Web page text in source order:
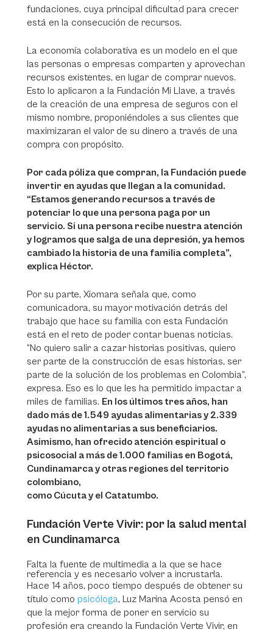
fundaciones, cuya principal dificultad para crecer
está en la consecución de recursos.
La economía colaborativa es un modelo en el que
las personas o empresas comparten y aprovechan
recursos existentes, en lugar de comprar nuevos.
Esto lo aplicaron a la Fundación Mi Llave, a través
de la creación de una empresa de seguros con el
mismo nombre, proponiéndoles a sus clientes que
maximizaran el valor de su dinero a través de una
compra con propósito.
Por cada póliza que compran, la Fundación puede
invertir en ayudas que llegan a la comunidad.
“Estamos generando recursos a través de
potenciar lo que una persona paga por un
servicio. Si una persona recibe nuestra atención
y logramos que salga de una depresión, ya hemos
cambiado la historia de una familia completa”,
explica Héctor.
Por su parte, Xiomara señala que, como
comunicadora, su mayor motivación detrás del
trabajo que hace su familia con esta Fundación
está en el reto de poder contar buenas noticias.
“No quiero salir a cazar historias positivas, quiero
ser parte de la construcción de esas historias, ser
parte de la solución de los problemas en Colombia”,
expresa. Eso es lo que les ha permitido impactar a
miles de familias. En los últimos tres años, han
dado más de 1.549 ayudas alimentarias y 2.339
ayudas no alimentarias a sus beneficiarios.
Asimismo, han ofrecido atención espiritual o
psicosocial a más de 1.000 familias en Bogotá,
Cundinamarca y otras regiones del territorio
colombiano,
como Cúcuta y el Catatumbo.
Fundación Verte Vivir: por la salud mental
en Cundinamarca
Falta la fuente de multimedia a la que se hace
referencia y es necesario volver a incrustarla.
Hace 14 años, poco tiempo después de obtener su
título como psicóloga, Luz Marina Acosta pensó en
que la mejor forma de poner en servicio su
profesión era creando la Fundación Verte Vivir, en